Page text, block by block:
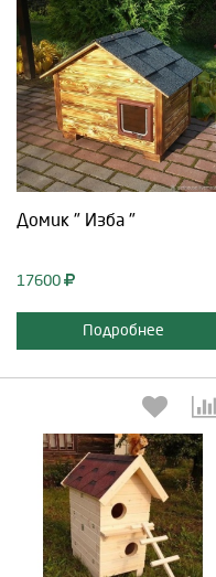
Домик " Изба "
17600
Подробнее
Выберите количество:
Продолжить Отмена
Выберите количество: